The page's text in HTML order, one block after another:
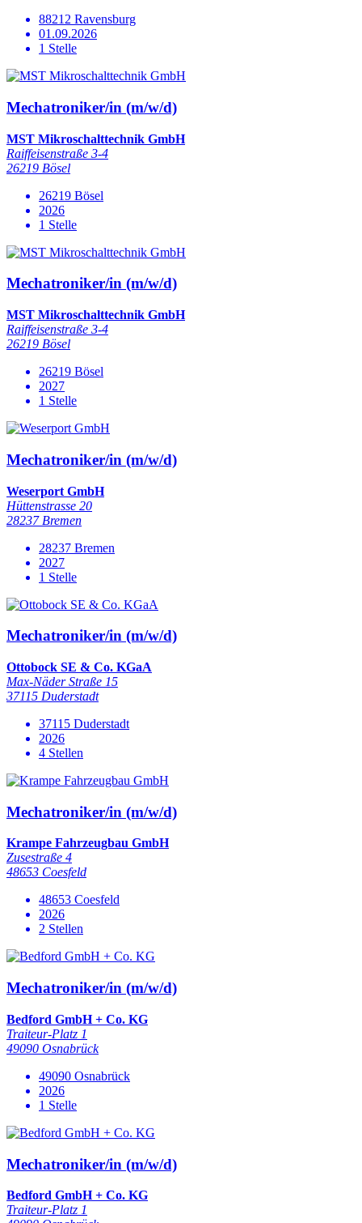
88212 Ravensburg
01.09.2026
1 Stelle
Mechatroniker/in (m/w/d)
MST Mikroschalttechnik GmbH
Raiffeisenstraße 3-4
26219 Bösel
26219 Bösel
2026
1 Stelle
Mechatroniker/in (m/w/d)
MST Mikroschalttechnik GmbH
Raiffeisenstraße 3-4
26219 Bösel
26219 Bösel
2027
1 Stelle
Mechatroniker/in (m/w/d)
Weserport GmbH
Hüttenstrasse 20
28237 Bremen
28237 Bremen
2027
1 Stelle
Mechatroniker/in (m/w/d)
Ottobock SE & Co. KGaA
Max-Näder Straße 15
37115 Duderstadt
37115 Duderstadt
2026
4 Stellen
Mechatroniker/in (m/w/d)
Krampe Fahrzeugbau GmbH
Zusestraße 4
48653 Coesfeld
48653 Coesfeld
2026
2 Stellen
Mechatroniker/in (m/w/d)
Bedford GmbH + Co. KG
Traiteur-Platz 1
49090 Osnabrück
49090 Osnabrück
2026
1 Stelle
Mechatroniker/in (m/w/d)
Bedford GmbH + Co. KG
Traiteur-Platz 1